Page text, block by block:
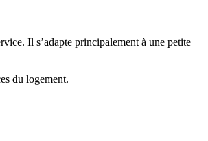
Il s’adapte principalement à une petite
du logement.